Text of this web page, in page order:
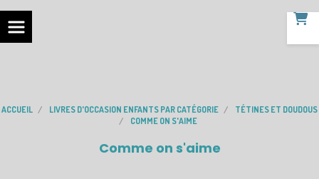
ACCUEIL LIVRES D'OCCASION ENFANTS PAR CATÉGORIE
TÉTINES ET DOUDOUS
COMME ON S'AIME
Comme on s'aime